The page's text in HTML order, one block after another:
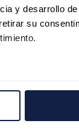
y desarrollo
su